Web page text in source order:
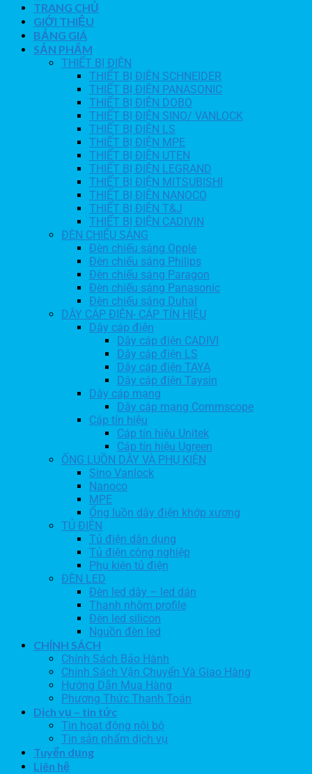
TRANG CHỦ
GIỚI THIỆU
BẢNG GIÁ
SẢN PHẨM
THIẾT BỊ ĐIỆN
THIẾT BỊ ĐIỆN SCHNEIDER
THIẾT BỊ ĐIỆN PANASONIC
THIẾT BỊ ĐIỆN DOBO
THIẾT BỊ ĐIỆN SINO/ VANLOCK
THIẾT BỊ ĐIỆN LS
THIẾT BỊ ĐIỆN MPE
THIẾT BỊ ĐIỆN UTEN
THIẾT BỊ ĐIỆN LEGRAND
THIẾT BỊ ĐIỆN MITSUBISHI
THIẾT BỊ ĐIỆN NANOCO
THIẾT BỊ ĐIỆN T&J
THIẾT BỊ ĐIỆN CADIVIN
ĐÈN CHIẾU SÁNG
Đèn chiếu sáng Opple
Đèn chiếu sáng Philips
Đèn chiếu sáng Paragon
Đèn chiếu sáng Panasonic
Đèn chiếu sáng Duhal
DÂY CÁP ĐIỆN- CÁP TÍN HIỆU
Dây cáp điện
Dây cáp điện CADIVI
Dây cáp điện LS
Dây cáp điện TAYA
Dây cáp điện Taysin
Dây cáp mạng
Dây cáp mạng Commscope
Cáp tín hiệu
Cáp tín hiệu Unitek
Cáp tín hiệu Ugreen
ỐNG LUỒN DÂY VÀ PHỤ KIỆN
Sino Vanlock
Nanoco
MPE
Ống luồn dây điện khớp xương
TỦ ĐIỆN
Tủ điện dân dụng
Tủ điện công nghiệp
Phụ kiện tủ điện
ĐÈN LED
Đèn led dây – led dán
Thanh nhôm profile
Đèn led silicon
Nguồn đèn led
CHÍNH SÁCH
Chính Sách Bảo Hành
Chính Sách Vận Chuyển Và Giao Hàng
Hướng Dẫn Mua Hàng
Phương Thức Thanh Toán
Dịch vụ – tin tức
Tin hoạt động nội bộ
Tin sản phẩm dịch vụ
Tuyển dụng
Liên hệ